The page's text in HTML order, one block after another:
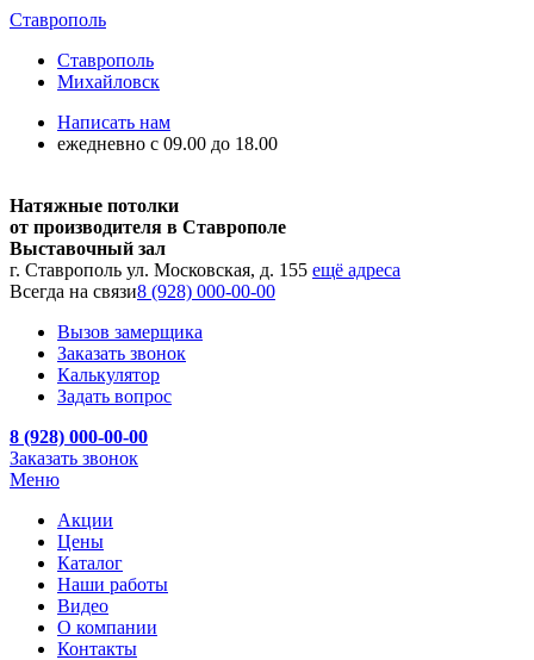
Ставрополь
Ставрополь
Михайловск
Написать нам
ежедневно с 09.00 до 18.00
Натяжные потолки
от производителя в Ставрополе
Выставочный зал
г. Ставрополь ул. Московская, д. 155 ещё адреса
Всегда на связи8 (928) 000-00-00
Вызов замерщика
Заказать звонок
Калькулятор
Задать вопрос
8 (928) 000-00-00
Заказать звонок
Меню
Акции
Цены
Каталог
Наши работы
Видео
О компании
Контакты